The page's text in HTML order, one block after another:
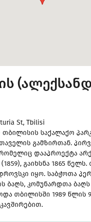
St, Tbilisi
თბილისის საქალაქო
გამზირთან.
დააპროექტა
გაიხსნა 1865
იყო. საბჭოთა
ბაღს, კომუნარდთა
თბილისში 1989 წლის